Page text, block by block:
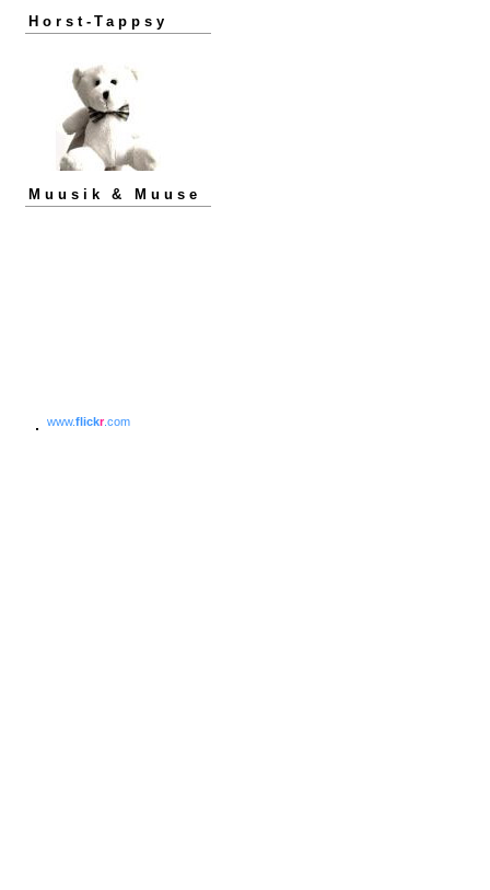
Horst-Tappsy
Muusik & Muuse
www.flickr.com